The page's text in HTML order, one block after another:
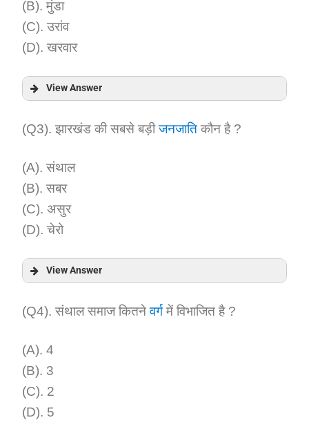
(B). मुंडा
(C). उरांव
(D). खरवार
View Answer
Answer:
Explanation:
(Q3). झारखंड की सबसे बड़ीजनजाति कौन है ?
(A). संथाल
(B). सबर
(C). असुर
(D). चेरो
View Answer
Answer:
Explanation:
(Q4). संथाल समाज कितनेवर्ग में विभाजित है ?
(A). 4
(B). 3
(C). 2
(D). 5